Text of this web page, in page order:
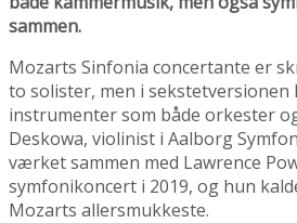
sammen.
Mozarts Sinfonia concertante er
to solister, men i sekstetversionen
instrumenter som både orkester
Deskowa, violinist i Aalborg
værket sammen med Lawrence
symfonikoncert i 2019, og hun
Mozarts allersmukkeste.